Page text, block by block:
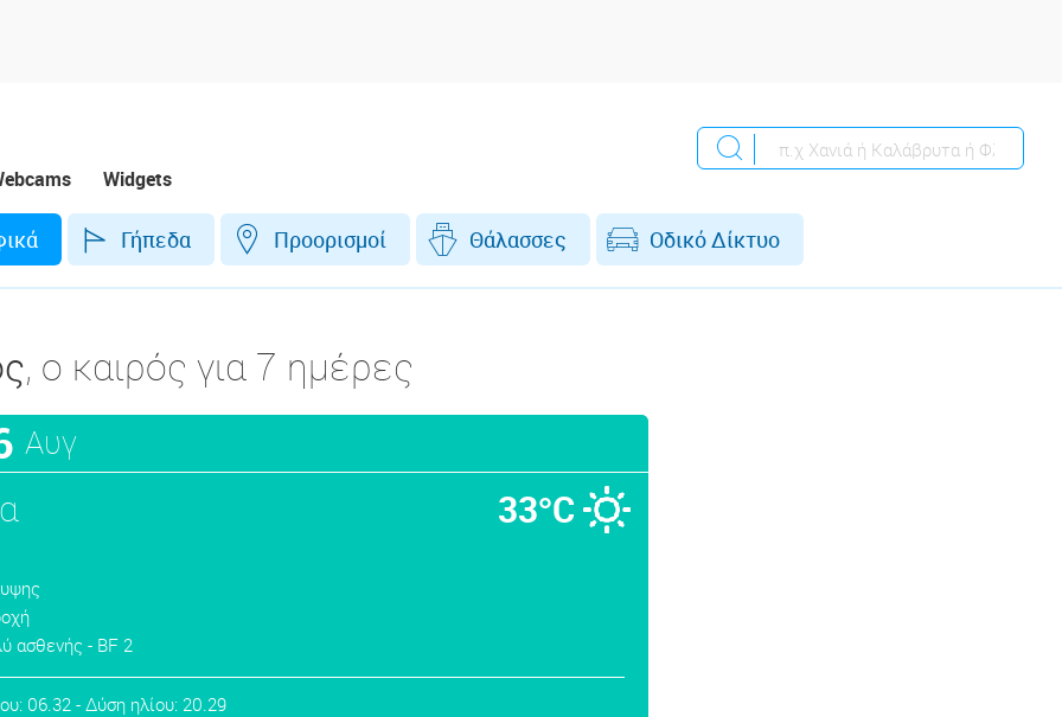
Widgets
Γήπεδα Προορισμοί Θάλασσες Οδικό Δίκτυο
, ο καιρός για 7 ημέρες
Αυγ
33°C
ασθενής - BF 2
06.32 - Δύση ηλίου: 20.29